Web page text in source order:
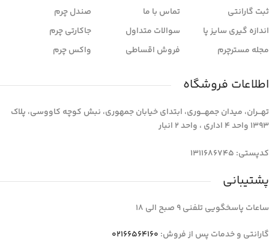
ثبت گارانتی
اندازه گیری سایز پا
مجله مسترچرم
تماس با ما
سوالات متداول
فروش اقساطی
صندل چرم
جاکارتی چرم
واکس چرم
اطلاعات فروشگاه
تهـــران، میدان جمهـــوری، ابتدای خیابان جمهوری، نبش کوچه کاووسی، پلاک
1393 واحد 4 اداری ، واحد 2 انبار
کدپستی: 1311686745
پشتیبانی
ساعات پاسخگویی تلفنی 9 صبح الی 18
گارانتی و خدمات پس از فروش: 02166564160